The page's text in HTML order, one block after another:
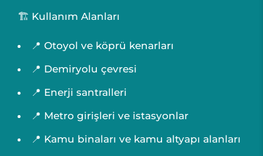
🏗️ Kullanım Alanları
📍 Otoyol ve köprü kenarları
📍 Demiryolu çevresi
📍 Enerji santralleri
📍 Metro girişleri ve istasyonlar
📍 Kamu binaları ve kamu altyapı alanları